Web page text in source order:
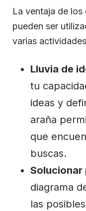
La ventaja de los
pueden ser
varias
Lluvia de
tu
ideas y
araña
que
buscas.
Solucionar
diagrama
las